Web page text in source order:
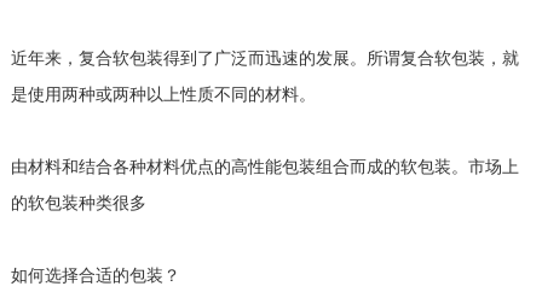
近年来，复合软包装得到了广泛而迅速的发展。所谓复合软包装，就
是使用两种或两种以上性质不同的材料。
由材料和结合各种材料优点的高性能包装组合而成的软包装。市场上
的软包装种类很多
如何选择合适的包装？